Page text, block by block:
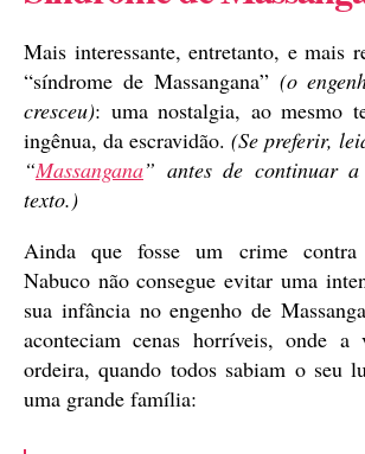
Mais interessante, entretanto, e mais
“síndrome de Massangana” (o
cresceu): uma nostalgia, ao mesmo
ingênua, da escravidão. (Se preferir,
“Massangana” antes de continuar
texto.)
Ainda que fosse um crime contra
Nabuco não consegue evitar uma
sua infância no engenho de
aconteciam cenas horríveis, onde
ordeira, quando todos sabiam o seu
uma grande família: